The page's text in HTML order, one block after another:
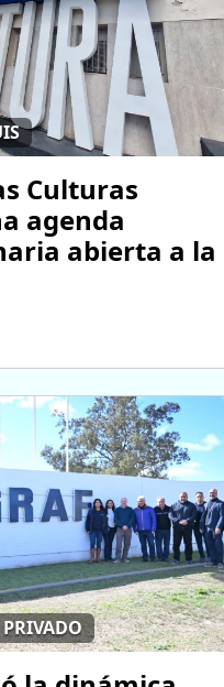
Culturas
agenda
abierta a la
PRIVADO